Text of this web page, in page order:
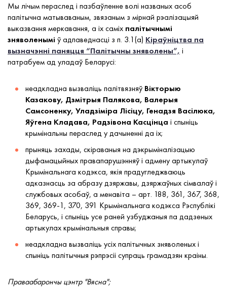
Мы лічым пераслед і пазбаўленне волі названых асоб
палітычна матываваным, звязаным з мірнай рэалізацыяй
выказвання меркавання, а іх саміх палітычнымі
зняволенымі ў адпаведнасці з п. 3.1(а) Кіраўніцтва па
вызначэнні паняцця “Палітычны зняволены”, і
патрабуем ад уладаў Беларусі:
неадкладна вызваліць палітвязняў Вікторыю
Казакову, Дзмітрыя Палякова, Валерыя
Самсоненку, Уладзіміра Лісіцу, Генадзя Васілюка,
Яўгена Кладава, Радзівона Касцінца і спыніць
крымінальны пераслед у дачыненні да іх;
прыняць захады, скіраваныя на дэкрыміналізацыю
дыфамацыйных правапарушэнняў і адмену артыкулаў
Крымінальнага кодэкса, якія прадугледжваюць
адказнасць за абразу дзяржавы, дзяржаўных сімвалаў і
службовых асобаў, а менавіта – арт. 188, 361, 367, 368,
369, 369-1, 370, 391 Крымінальнага кодэкса Рэспублікі
Беларусь, і спыніць усе раней узбуджаныя па дадзеных
артыкулах крымінальныя справы;
неадкладна вызваліць усіх палітычных зняволеных і
спыніць палітычныя рэпрэсіі супраць грамадзян краіны.
Праваабарончы цэнтр "Вясна";